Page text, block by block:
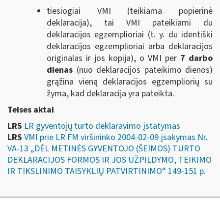
tiesiogiai VMI (teikiama popierinė
deklaracija), tai VMI pateikiami du
deklaracijos egzemplioriai (t. y. du identiški
deklaracijos egzemplioriai arba deklaracijos
originalas ir jos kopija), o VMI per 7 darbo
dienas (nuo deklaracijos pateikimo dienos)
grąžina vieną deklaracijos egzempliorių su
žyma, kad deklaracija yra pateikta.
Teises aktai
LRS LR gyventojų turto deklaravimo įstatymas
LRS VMI prie LR FM viršininko 2004-02-09 įsakymas Nr.
VA-13 „DĖL METINĖS GYVENTOJO (ŠEIMOS) TURTO
DEKLARACIJOS FORMOS IR JOS UŽPILDYMO, TEIKIMO
IR TIKSLINIMO TAISYKLIŲ PATVIRTINIMO“ 149-151 p.